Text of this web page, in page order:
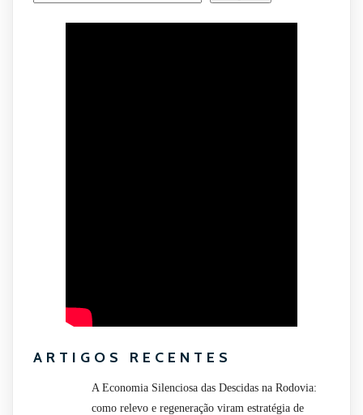
ARTIGOS RECENTES
A Economia Silenciosa das Descidas na Rodovia:
como relevo e regeneração viram estratégia de